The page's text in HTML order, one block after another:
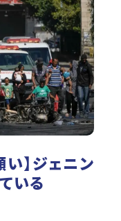
】ジェニン
いる